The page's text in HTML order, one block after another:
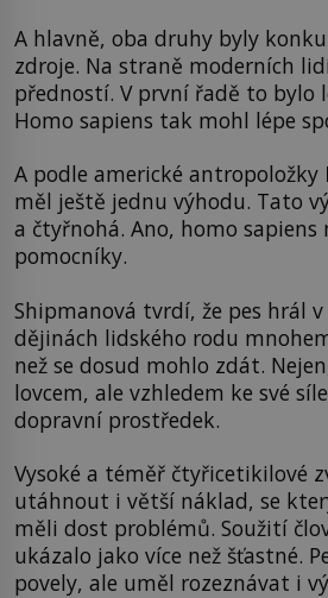
A hlavně, oba druhy byly
zdroje. Na straně moderních
předností. V první řadě to bylo
Homo sapiens tak mohl lépe
A podle americké antropoložky
měl ještě jednu výhodu. Tato
a čtyřnohá. Ano, homo
pomocníky.
Shipmanová tvrdí, že pes hrál
dějinách lidského rodu
než se dosud mohlo zdát.
lovcem, ale vzhledem ke své
dopravní prostředek.
Vysoké a téměř čtyřicetikilové
utáhnout i větší náklad, se
měli dost problémů. Soužití
ukázalo jako více než šťastné.
povely, ale uměl rozeznávat i